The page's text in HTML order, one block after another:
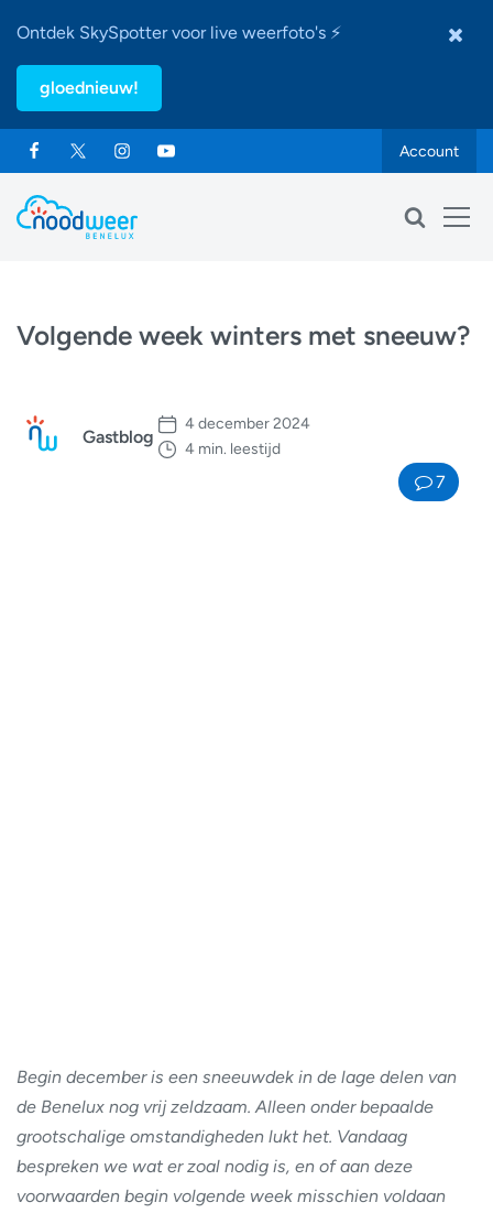
Ontdek SkySpotter voor live weerfoto's ⚡
gloednieuw!
Account
Volgende week winters met sneeuw?
Gastblog
4 december 2024
4 min. leestijd
7
Begin december is een sneeuwdek in de lage delen van
de Benelux nog vrij zeldzaam. Alleen onder bepaalde
grootschalige omstandigheden lukt het. Vandaag
bespreken we wat er zoal nodig is, en of aan deze
voorwaarden begin volgende week misschien voldaan